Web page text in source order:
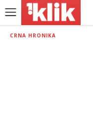
CRNA HRONIKA